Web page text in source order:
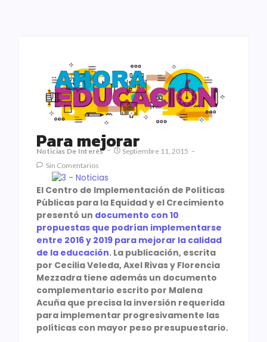
Para mejorar
Noticias De Interés
Septiembre 11, 2015
Sin Comentarios
El Centro de Implementación de Políticas
Públicas para la Equidad y el Crecimiento
presentó un documento con 10
propuestas que podrían implementarse
entre 2016 y 2019 para mejorar la calidad
de la educación. La publicación, escrita
por Cecilia Veleda, Axel Rivas y Florencia
Mezzadra tiene además un documento
complementario escrito por Malena
Acuña que precisa la inversión requerida
para implementar progresivamente las
políticas con mayor peso presupuestario.